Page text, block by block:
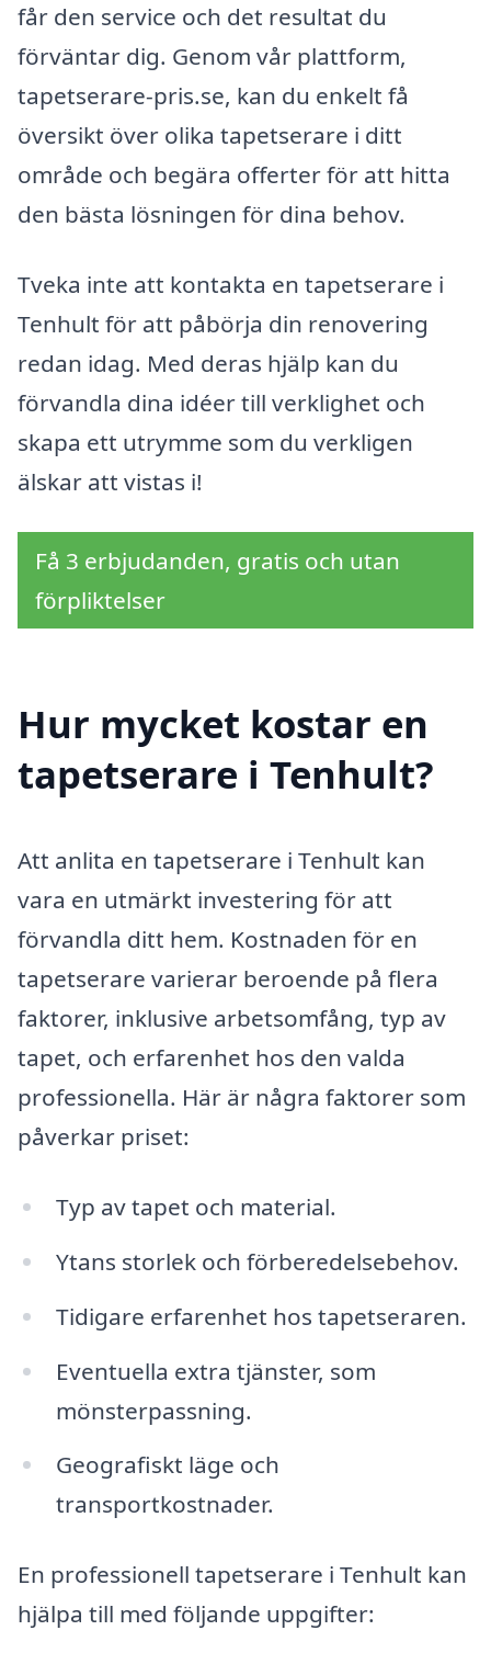
får den service och det resultat du
förväntar dig. Genom vår plattform,
tapetserare-pris.se, kan du enkelt få
översikt över olika tapetserare i ditt
område och begära offerter för att hitta
den bästa lösningen för dina behov.
Tveka inte att kontakta en tapetserare i
Tenhult för att påbörja din renovering
redan idag. Med deras hjälp kan du
förvandla dina idéer till verklighet och
skapa ett utrymme som du verkligen
älskar att vistas i!
Få 3 erbjudanden, gratis och utan
förpliktelser
Hur mycket kostar en
tapetserare i Tenhult?
Att anlita en tapetserare i Tenhult kan
vara en utmärkt investering för att
förvandla ditt hem. Kostnaden för en
tapetserare varierar beroende på flera
faktorer, inklusive arbetsomfång, typ av
tapet, och erfarenhet hos den valda
professionella. Här är några faktorer som
påverkar priset:
Typ av tapet och material.
Ytans storlek och förberedelsebehov.
Tidigare erfarenhet hos tapetseraren.
Eventuella extra tjänster, som
mönsterpassning.
Geografiskt läge och
transportkostnader.
En professionell tapetserare i Tenhult kan
hjälpa till med följande uppgifter: